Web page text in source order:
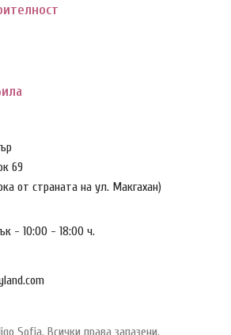
69
от страната на ул. Макгахан)
- 10:00 - 18:00 ч.
Sofia. Всички права запазени.